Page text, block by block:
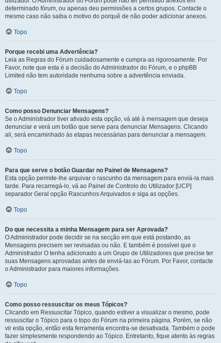
determinado fórum, ou apenas deu permissões a certos grupos. Contacte o
mesmo caso não saiba o motivo do porquê de não poder adicionar anexos.
Topo
Porque recebi uma Advertência?
Leia as Regras do Fórum cuidadosamente e cumpra-as rigorosamente. Por
Favor, note que esta é a decisão do Administrador do Fórum, e o phpBB
Limited não tem autoridade nenhuma sobre a advertência enviada.
Topo
Como posso Denunciar Mensagens?
Se o Administrador tiver ativado esta opção, vá até à mensagem que deseja
denunciar e verá um botão que serve para denunciar Mensagens. Clicando
ali, será encaminhado às etapas necessárias para denunciar a mensagem.
Topo
Para que serve o botão Guardar no Painel de Mensagens?
Esta opção permite-lhe arquivar o rascunho da mensagem para enviá-la mais
tarde. Para recarregá-lo, vá ao Painel de Controlo do Utilizador [UCP]
separador Geral opção Rascunhos Arquivados e siga as opções.
Topo
Do que necessita a minha Mensagem para ser Aprovada?
O Administrador pode decidir se na secção em que está postando, as
Mensagens precisem ser revisadas ou não. E também é possível que o
Administrador O tenha adicionado a um Grupo de Utilizadores que precise ter
suas Mensagens aprovadas antes de enviá-las ao Fórum. Por Favor, contacte
o Administrador para maiores informações.
Topo
Como posso ressuscitar os meus Tópicos?
Clicando em Ressuscitar Tópico, quando estiver a visualizar o mesmo, pode
ressuscitar o Tópico para o topo do Fórum na primeira página. Porém, se não
vir esta opção, então esta ferramenta encontra-se desativada. Também o pode
fazer simplesmente respondendo ao Tópico. Entretanto, fique atento às regras